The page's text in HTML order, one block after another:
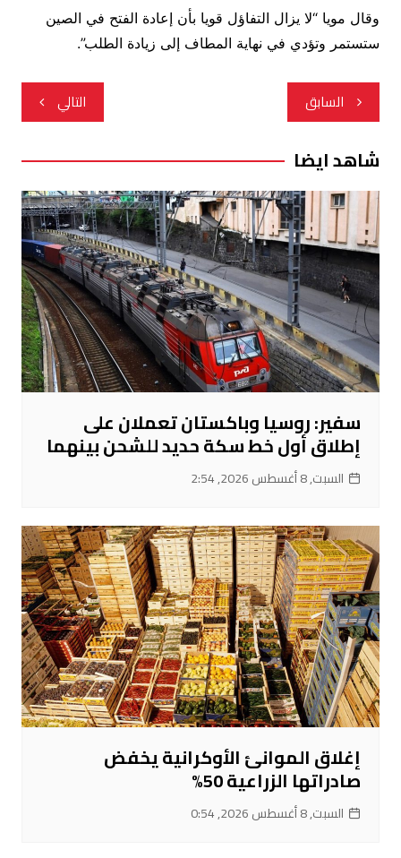
وقال مويا “لا يزال التفاؤل قويا بأن إعادة الفتح في الصين
ستستمر وتؤدي في نهاية المطاف إلى زيادة الطلب”.
تصفّح
المقالات
السابق التالي
شاهد ايضا
سفير: روسيا وباكستان تعملان على
إطلاق أول خط سكة حديد للشحن بينهما
السبت, 8 أغسطس 2026, 2:54
إغلاق الموانئ الأوكرانية يخفض
صادراتها الزراعية 50%
السبت, 8 أغسطس 2026, 0:54